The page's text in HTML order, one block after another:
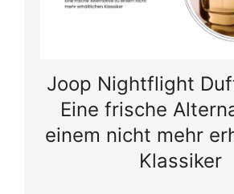
Joop Nightflight
Eine frische
einem nicht mehr
Klassiker